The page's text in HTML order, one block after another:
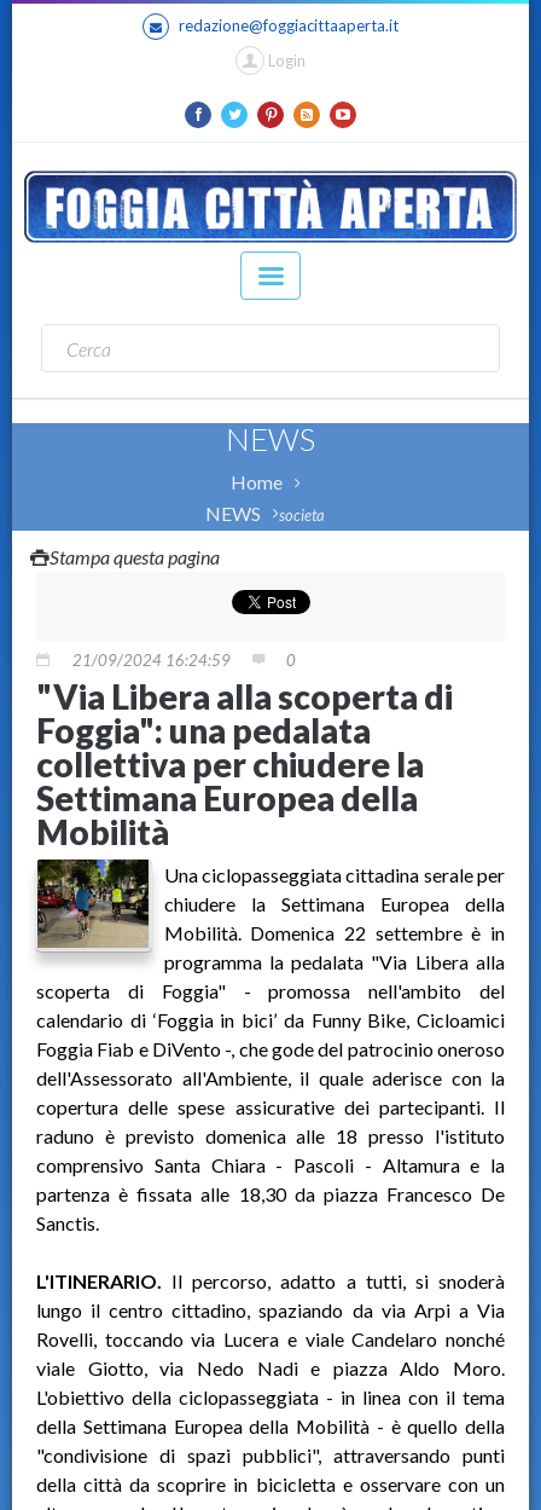
redazione@foggiacittaaperta.it
Login
NEWS
Home
NEWS
societa
Stampa questa pagina
21/09/2024 16:24:59 0
"Via Libera alla scoperta di
Foggia": una pedalata
collettiva per chiudere la
Settimana Europea della
Mobilità
Una ciclopasseggiata cittadina serale per
chiudere la Settimana Europea della
Mobilità. Domenica 22 settembre è in
programma la pedalata "Via Libera alla
scoperta di Foggia" - promossa nell'ambito del
calendario di ‘Foggia in bici’ da Funny Bike, Cicloamici
Foggia Fiab e DiVento -, che gode del patrocinio oneroso
dell'Assessorato all'Ambiente, il quale aderisce con la
copertura delle spese assicurative dei partecipanti. Il
raduno è previsto domenica alle 18 presso l'istituto
comprensivo Santa Chiara - Pascoli - Altamura e la
partenza è fissata alle 18,30 da piazza Francesco De
Sanctis.
L'ITINERARIO. Il percorso, adatto a tutti, si snoderà
lungo il centro cittadino, spaziando da via Arpi a Via
Rovelli, toccando via Lucera e viale Candelaro nonché
viale Giotto, via Nedo Nadi e piazza Aldo Moro.
L'obiettivo della ciclopasseggiata - in linea con il tema
della Settimana Europea della Mobilità - è quello della
"condivisione di spazi pubblici", attraversando punti
della città da scoprire in bicicletta e osservare con un